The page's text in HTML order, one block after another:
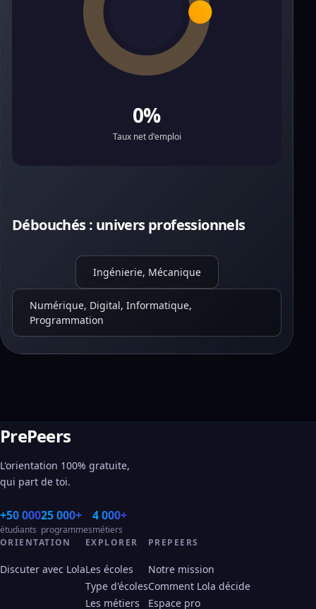
0%
Taux net d'emploi
Débouchés : univers professionnels
Ingénierie, Mécanique
Numérique, Digital, Informatique,
Programmation
PrePeers
L'orientation 100% gratuite,
qui part de toi.
+50 000
étudiants
25 000+
programmes
4 000+
métiers
ORIENTATION
Discuter avec Lola
EXPLORER
Les écoles
Type d'écoles
Les métiers
PREPEERS
Notre mission
Comment Lola décide
Espace pro